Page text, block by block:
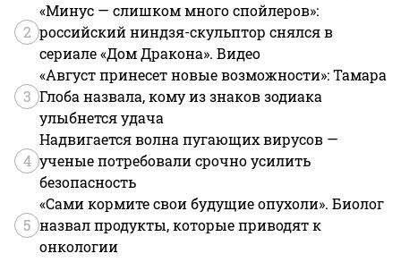
2
«Минус — слишком много спойлеров»:
российский ниндзя-скульптор снялся в
сериале «Дом Дракона». Видео
3
«Август принесет новые возможности»: Тамара
Глоба назвала, кому из знаков зодиака
улыбнется удача
4
Надвигается волна пугающих вирусов —
ученые потребовали срочно усилить
безопасность
5
«Сами кормите свои будущие опухоли». Биолог
назвал продукты, которые приводят к
онкологии